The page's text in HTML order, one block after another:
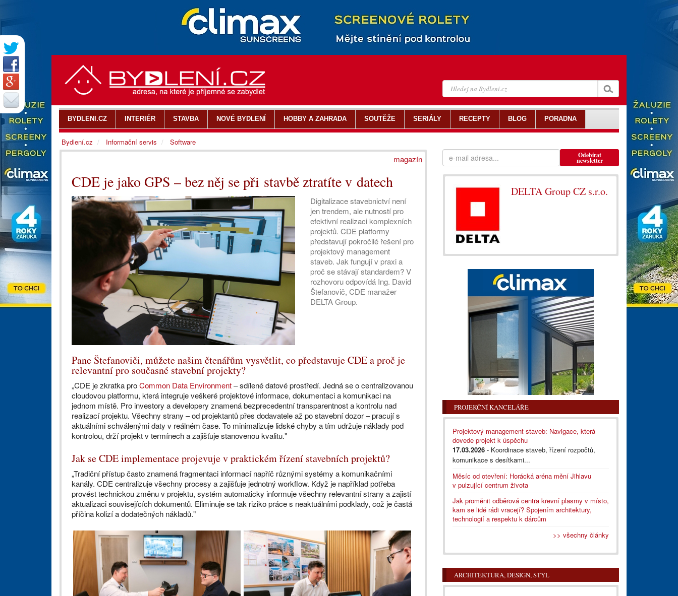
magazín
CDE je jako GPS – bez něj se při stavbě ztratíte v datech
Digitalizace stavebnictví není
jen trendem, ale nutností pro
efektivní realizaci komplexních
projektů. CDE platformy
představují pokročilé řešení pro
projektový management
staveb. Jak fungují v praxi a
proč se stávají standardem? V
rozhovoru odpovídá Ing. David
Štefanovič, CDE manažer
DELTA Group.
Pane Štefanoviči, můžete našim čtenářům vysvětlit, co představuje CDE a proč je
relevantní pro současné stavební projekty?
„CDE je zkratka proCommon Data Environment– sdílené datové prostředí. Jedná se o centralizovanou
cloudovou platformu, která integruje veškeré projektové informace, dokumentaci a komunikaci na
jednom místě. Pro investory a developery znamená bezprecedentní transparentnost a kontrolu nad
realizací projektu. Všechny strany – od projektantů přes dodavatele až po stavební dozor – pracují s
aktuálními schválenými daty v reálném čase. To minimalizuje lidské chyby a tím udržuje náklady pod
kontrolou, drží projekt v termínech a zajišťuje stanovenou kvalitu."
Jak se CDE implementace projevuje v praktickém řízení stavebních projektů?
„Tradiční přístup často znamená fragmentaci informací napříč různými systémy a komunikačními
kanály. CDE centralizuje všechny procesy a zajišťuje jednotný workflow. Když je například potřeba
provést technickou změnu v projektu, systém automaticky informuje všechny relevantní strany a zajistí
aktualizaci souvisejících dokumentů. Eliminuje se tak riziko práce s neaktuálními podklady, což je častá
příčina kolizí a dodatečných nákladů."
Odebírat
newsletter
DELTA Group CZ s.r.o.
PROJEKČNÍ KANCELÁŘE
Projektový management staveb: Navigace, která
dovede projekt k úspěchu
17.03.2026 - Koordinace staveb, řízení rozpočtů,
komunikace s desítkami...
Měsíc od otevření: Horácká aréna mění Jihlavu
v pulzující centrum života
Jak proměnit odběrová centra krevní plasmy v místo,
kam se lidé rádi vracejí? Spojením architektury,
technologií a respektu k dárcům
>> všechny články
ARCHITEKTURA, DESIGN, STYL
BYDLENI.CZ INTERIÉR STAVBA NOVÉ BYDLENÍ HOBBY A ZAHRADA SOUTĚŽE SERIÁLY RECEPTY BLOG PORADNA
Bydlení.cz Informační servis Software